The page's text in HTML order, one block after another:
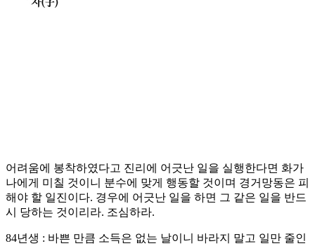
어려움에 봉착하였다고 진리에 어긋난 일을 실행한다면 화가
나에게 미칠 것이니 분수에 맞게 행동할 것이며 경거망동은 피
해야 할 일진이다. 경우에 어긋난 일을 하면 그 같은 일을 반드
시 당하는 것이리라. 조심하라.
84년생 : 바쁜 만큼 소득은 없는 날이니 바라지 말고 일만 줄인